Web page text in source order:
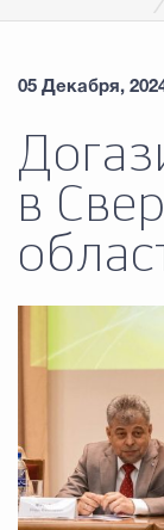
05 Декабря,
в